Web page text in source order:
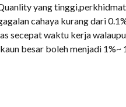
yang
cahaya kurang dari
secepat waktu kerja
besar boleh menjadi 1%~